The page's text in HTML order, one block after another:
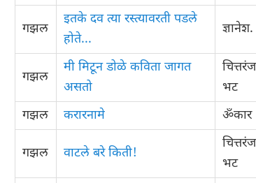
गझल
इतके दव त्या रस्त्यावरती पडले
होते...
ज्ञानेश.
गझल
मी मिटून डोळे कविता जागत
असतो
भट
गझल करारनामे ॐकार
गझल वाटले बरे किती!
भट